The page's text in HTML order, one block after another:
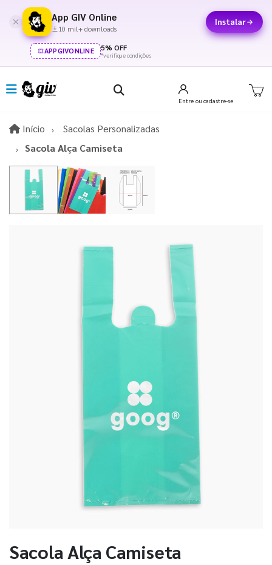
App GIV Online
10 mil+ downloads
Instalar
APPGIVONLINE 5% OFF
*verifique condições
Entre ou cadastre-se
Início InícioSacolas Personalizadas
Sacola Alça Camiseta
Sacola Alça Camiseta